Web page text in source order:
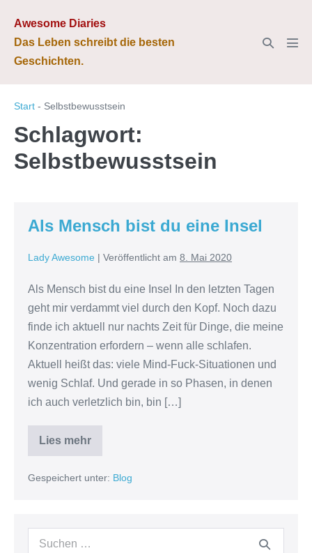
Inhalt
springen
Awesome Diaries
Das Leben schreibt die besten
Geschichten.
Suche-
Start - Selbstbewusstsein
Schlagwort:
Selbstbewusstsein
Als Mensch bist du eine Insel
Lady Awesome | Veröffentlicht am 8. Mai 2020
Als Mensch bist du eine Insel In den letzten Tagen
geht mir verdammt viel durch den Kopf. Noch dazu
finde ich aktuell nur nachts Zeit für Dinge, die meine
Konzentration erfordern – wenn alle schlafen.
Aktuell heißt das: viele Mind-Fuck-Situationen und
wenig Schlaf. Und gerade in so Phasen, in denen
ich auch verletzlich bin, bin […]
Lies mehr
Als
du
Gespeichert unter: Blog
Suchen